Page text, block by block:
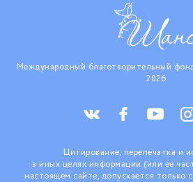
Международный благотворительный
2026
Цитирование, перепечатка и
в иных целях информации (или ее
настоящем сайте, допускается только